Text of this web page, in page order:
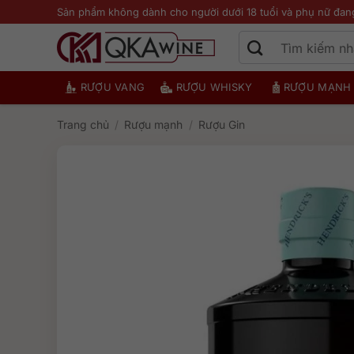
qua
Sản phẩm không dành cho người dưới 18 tuổi và phụ nữ
RƯỢU VANG RƯỢU WHISKY RƯỢU MẠNH
Trang chủ / Rượu mạnh / Rượu Gin